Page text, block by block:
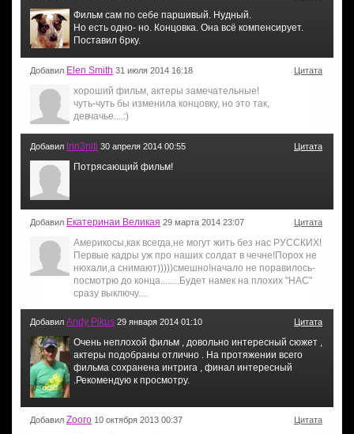
Фильм сам по себе паршивый. Нудный.
Но есть одно- но. Концовка. Она всё компенсирует.
Поставил 6рку.
Добавил Elen Smith 31 июля 2014 16:18 Цитата
хороший фильм, актеры замечательные!
чуть-чуть бы изменила концовку, но это так,
девчачье....:)
Добавил trin3niti 30 апреля 2014 00:55 Цитата
Потрясающий фильм!
Добавил Екатеринаи Великая 29 марта 2014 23:07 Цитата
Америкосы,как всегда,не могут жить без нас РУССКИХ!
Первые кадры уж про наших солдат в чечне!Порох не
нюхали,а снимают)))))смешно!начало не поравилось-
посмотрю до конца........Будет намек на плохих "НАС"
сразу выключу....
Добавил Andy Pikus 29 января 2014 01:10 Цитата
Очень неплохой фильм , довольно интересный сюжет ,
актеры подобраны отлично . На протяжении всего
фильма сохранена интрига , финал интересный
.Рекомендую к просмотру.
Добавил Zooro 10 октября 2013 00:37 Цитата